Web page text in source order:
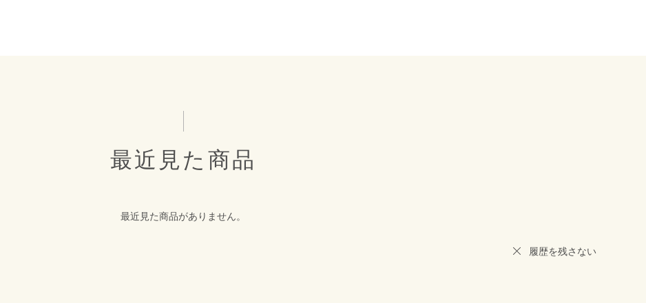
最近見た商品
最近見た商品がありません。
履歴を残さない